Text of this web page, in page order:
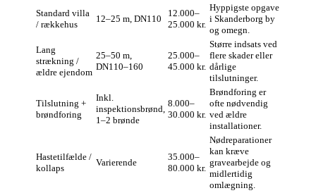
Standard villa
/ rækkehus
12–25 m, DN110
12.000–
25.000 kr.
Hyppigste opgave
i Skanderborg by
og omegn.
Lang
strækning /
ældre ejendom
25–50 m,
DN110–160
25.000–
45.000 kr.
Større indsats ved
flere skader eller
dårlige
tilslutninger.
Tilslutning +
brøndforing
Inkl.
inspektionsbrønd,
1–2 brønde
8.000–
30.000 kr.
Brøndforing er
ofte nødvendig
ved ældre
installationer.
Hastetilfælde /
kollaps
Varierende
35.000–
80.000 kr.
Nødreparationer
kan kræve
gravearbejde og
midlertidig
omlægning.